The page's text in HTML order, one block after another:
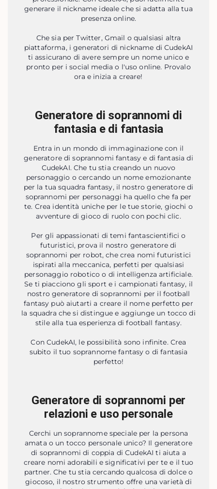
generare il nickname ideale che si adatta alla tua
presenza online.
Che sia per Twitter, Gmail o qualsiasi altra
piattaforma, i generatori di nickname di CudekAI
ti assicurano di avere sempre un nome unico e
pronto per i social media o l'uso online. Provalo
ora e inizia a creare!
Generatore di soprannomi di
fantasia e di fantasia
Entra in un mondo di immaginazione con il
generatore di soprannomi fantasy e di fantasia di
CudekAI. Che tu stia creando un nuovo
personaggio o cercando un nome emozionante
per la tua squadra fantasy, il nostro generatore di
soprannomi per personaggi ha quello che fa per
te. Crea identità uniche per le tue storie, giochi o
avventure di gioco di ruolo con pochi clic.
Per gli appassionati di temi fantascientifici o
futuristici, prova il nostro generatore di
soprannomi per robot, che crea nomi futuristici
ispirati alla meccanica, perfetti per qualsiasi
personaggio robotico o di intelligenza artificiale.
Se ti piacciono gli sport e i campionati fantasy, il
nostro generatore di soprannomi per il football
fantasy può aiutarti a creare il nome perfetto per
la squadra che si distingue e aggiunge un tocco di
stile alla tua esperienza di football fantasy.
Con CudekAI, le possibilità sono infinite. Crea
subito il tuo soprannome fantasy o di fantasia
perfetto!
Generatore di soprannomi per
relazioni e uso personale
Cerchi un soprannome speciale per la persona
amata o un tocco personale unico? Il generatore
di soprannomi di coppia di CudekAI ti aiuta a
creare nomi adorabili e significativi per te e il tuo
partner. Che tu stia cercando qualcosa di dolce o
giocoso, il nostro strumento offre una varietà di